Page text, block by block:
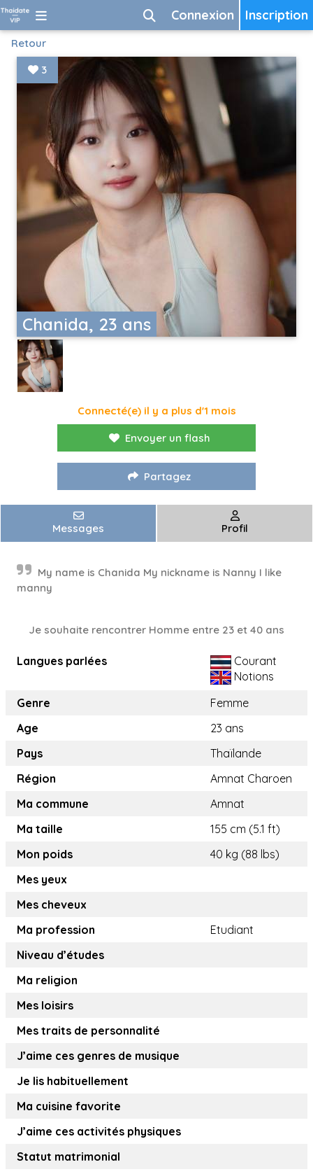
Inscription
Connexion
Retour
Chanida, 23 ans
3
Connecté(e) il y a plus d'1 mois
Envoyer un flash
Partagez
Messages Profil
My name is Chanida My nickname is Nanny I like
manny
Je souhaite rencontrer Homme entre 23 et 40 ans
Langues parlées
Courant
Notions
Genre
Femme
Age
23 ans
Pays
Thaïlande
Région
Amnat Charoen
Ma commune
Amnat
Ma taille
155 cm (5.1 ft)
Mon poids
40 kg (88 lbs)
Mes yeux
Mes cheveux
Ma profession
Etudiant
Niveau d’études
Ma religion
Mes loisirs
Mes traits de personnalité
J’aime ces genres de musique
Je lis habituellement
Ma cuisine favorite
J’aime ces activités physiques
Statut matrimonial